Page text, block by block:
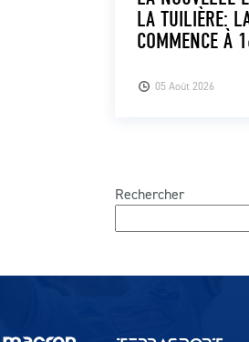
05 Août 2026
LA TUILIÈRE:
COMMENCE À
Rechercher